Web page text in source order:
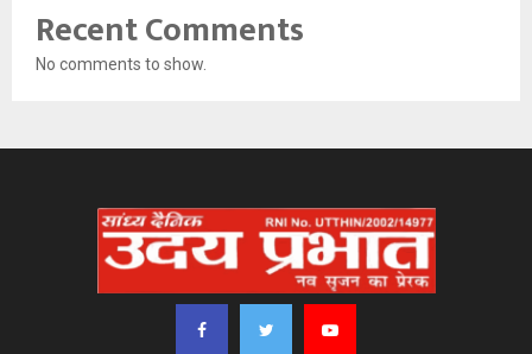
Recent Comments
No comments to show.